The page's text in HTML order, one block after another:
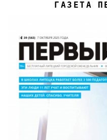
ГАЗЕТА